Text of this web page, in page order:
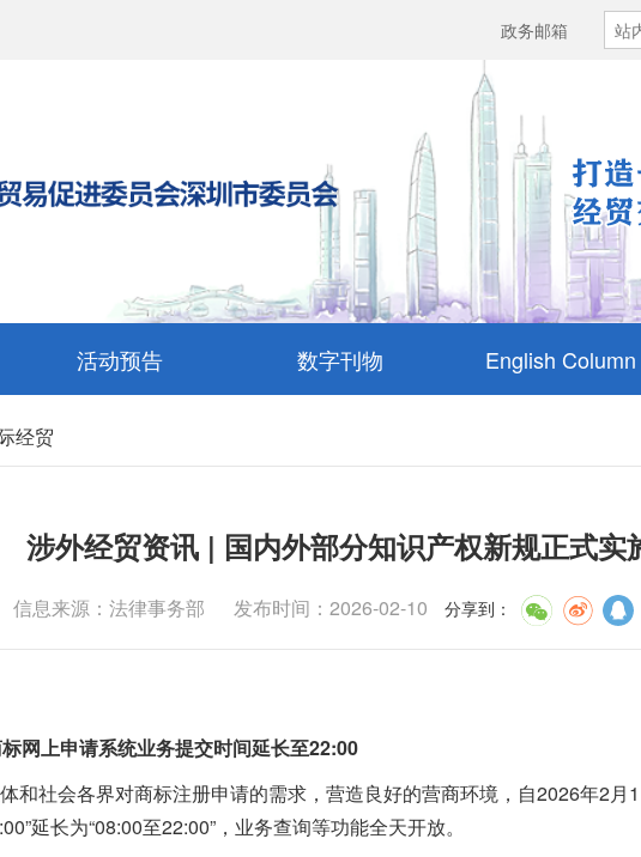
政务邮箱
活动预告 数字刊物 English Column
经贸
涉外经贸资讯 | 国内外部分知识产权新规正式实
信息来源：法律事务部 发布时间：2026-02-10 分享到 ：
标网上申请系统业务提交时间延长至22:00
社会各界对商标注册申请的需求，营造良好的营商环境，自2026年2月
延长为“08:00至22:00”，业务查询等功能全天开放。